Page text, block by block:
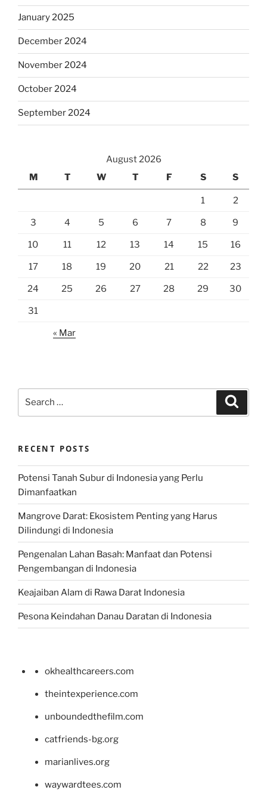
January 2025
December 2024
November 2024
October 2024
September 2024
August 2026
M
T W T F S S
1 2
3 4 5 6 7 8 9
10 11 12 13 14 15 16
17 18 19 20 21 22 23
24 25 26 27 28 29 30
31
« Mar
RECENT POSTS
Potensi Tanah Subur di Indonesia yang Perlu
Dimanfaatkan
Mangrove Darat: Ekosistem Penting yang Harus
Dilindungi di Indonesia
Pengenalan Lahan Basah: Manfaat dan Potensi
Pengembangan di Indonesia
Keajaiban Alam di Rawa Darat Indonesia
Pesona Keindahan Danau Daratan di Indonesia
okhealthcareers.com
theintexperience.com
unboundedthefilm.com
catfriends-bg.org
marianlives.org
waywardtees.com